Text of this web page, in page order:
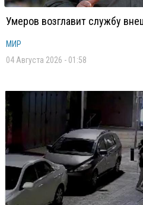
Умеров возглавит службу
МИР
04 Августа 2026 - 01:58